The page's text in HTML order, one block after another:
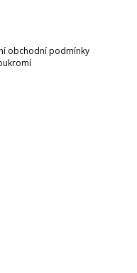
obchodní podmínky